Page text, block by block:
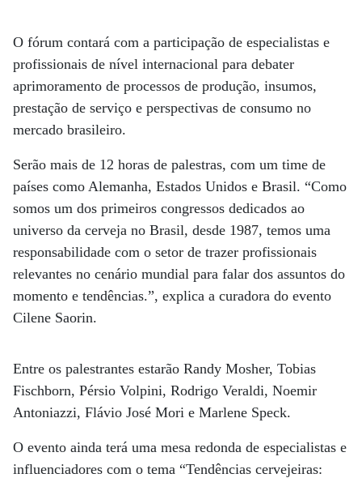
O fórum contará com a participação de especialistas e
profissionais de nível internacional para debater
aprimoramento de processos de produção, insumos,
prestação de serviço e perspectivas de consumo no
mercado brasileiro.
Serão mais de 12 horas de palestras, com um time de
países como Alemanha, Estados Unidos e Brasil. “Como
somos um dos primeiros congressos dedicados ao
universo da cerveja no Brasil, desde 1987, temos uma
responsabilidade com o setor de trazer profissionais
relevantes no cenário mundial para falar dos assuntos do
momento e tendências.”, explica a curadora do evento
Cilene Saorin.
Entre os palestrantes estarão Randy Mosher, Tobias
Fischborn, Pérsio Volpini, Rodrigo Veraldi, Noemir
Antoniazzi, Flávio José Mori e Marlene Speck.
O evento ainda terá uma mesa redonda de especialistas e
influenciadores com o tema “Tendências cervejeiras: